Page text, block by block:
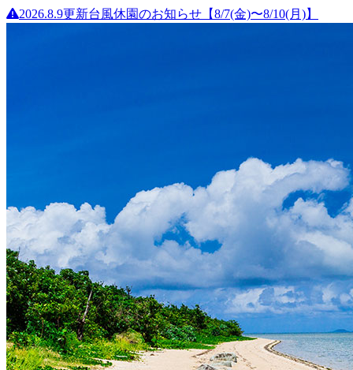
2026.8.9更新台風休園のお知らせ【8/7(金)〜8/10(月)】